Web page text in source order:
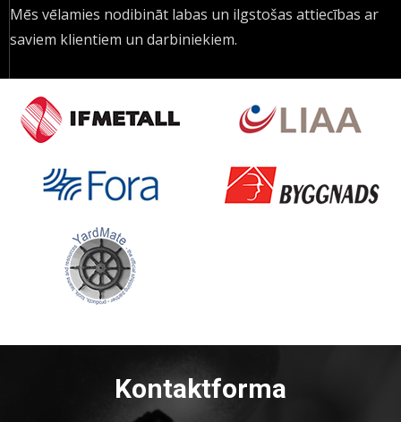
Mēs vēlamies nodibināt labas un ilgstošas attiecības ar
saviem klientiem un darbiniekiem.
Kontaktforma